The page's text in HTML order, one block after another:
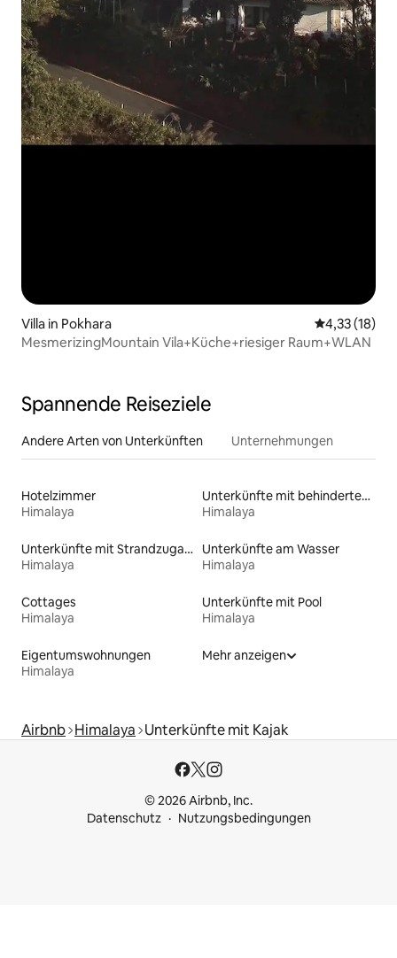
Villa in Pokhara
4,33 (18)
MesmerizingMountain Vila+Küche+riesiger Raum+WLAN
Spannende Reiseziele
Andere Arten von Unterkünften Unternehmungen
Hotelzimmer
Himalaya
Unterkünfte mit behindertengerechtem WC
Himalaya
Unterkünfte mit Strandzugang
Himalaya
Unterkünfte am Wasser
Himalaya
Cottages
Himalaya
Unterkünfte mit Pool
Himalaya
Eigentumswohnungen
Himalaya
Mehr anzeigen
Airbnb Himalaya Unterkünfte mit Kajak
© 2026 Airbnb, Inc.
Datenschutz
Nutzungsbedingungen